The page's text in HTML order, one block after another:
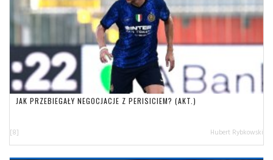
JAK PRZEBIEGAŁY NEGOCJACJE Z PERISICIEM? (AKT.)
[8] Hubert Rybkowski